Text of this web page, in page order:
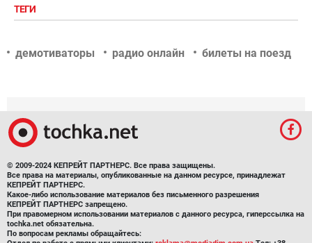
ТЕГИ
демотиваторы радио онлайн билеты на поезд
© 2009-2024 КЕПРЕЙТ ПАРТНЕРС. Все права защищены.
Все права на материалы, опубликованные на данном ресурсе, принадлежат
КЕПРЕЙТ ПАРТНЕРС.
Какое-либо использование материалов без письменного разрешения
КЕПРЕЙТ ПАРТНЕРС запрещено.
При правомерном использовании материалов с данного ресурса, гиперссылка на
tochka.net обязательна.
По вопросам рекламы обращайтесь: